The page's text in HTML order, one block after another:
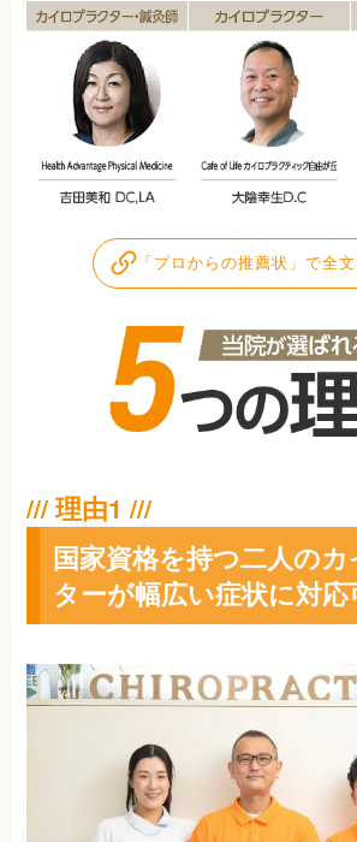
「プロからの推薦状」で全
国家資格を持つ二人の
ターが幅広い症状に対応